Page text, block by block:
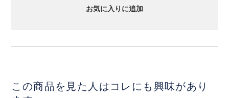
お気に入りに追加
この商品を見た人はコレにも興味があり